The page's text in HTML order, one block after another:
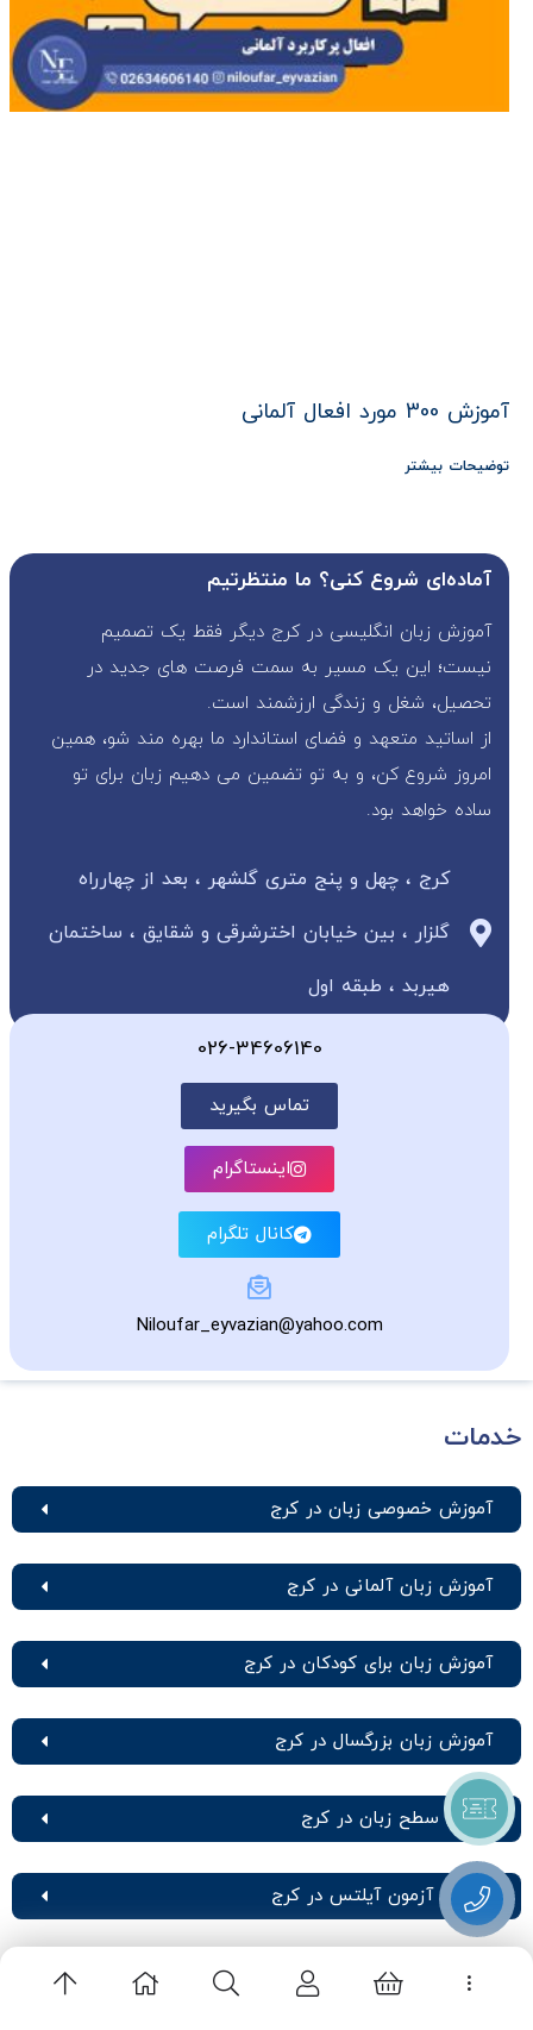
آموزش 300 مورد افعال آلمانی
توضیحات بیشتر
آماده‌ای شروع کنی؟ ما منتظرتیم
آموزش زبان انگلیسی در کرج دیگر فقط یک تصمیم
نیست؛ این یک مسیر به سمت فرصت های جدید در
تحصیل، شغل و زندگی ارزشمند است.
از اساتید متعهد و فضای استاندارد ما بهره مند شو، همین
امروز شروع کن، و به تو تضمین می دهیم زبان برای تو
ساده خواهد بود.
کرج ، چهل و پنج متری گلشهر ، بعد از چهارراه
گلزار ، بین خیابان اخترشرقی و شقایق ، ساختمان
هیربد ، طبقه اول
026-34606140
تماس بگیرید
اینستاگرام
کانال تلگرام
Niloufar_eyvazian@yahoo.com
خدمات
آموزش خصوصی زبان در کرج
آموزش زبان آلمانی در کرج
آموزش زبان برای کودکان در کرج
آموزش زبان بزرگسال در کرج
تعیین سطح زبان در کرج
آمادگی آزمون آیلتس در کرج
آمادگی آزمون تافل در کرج